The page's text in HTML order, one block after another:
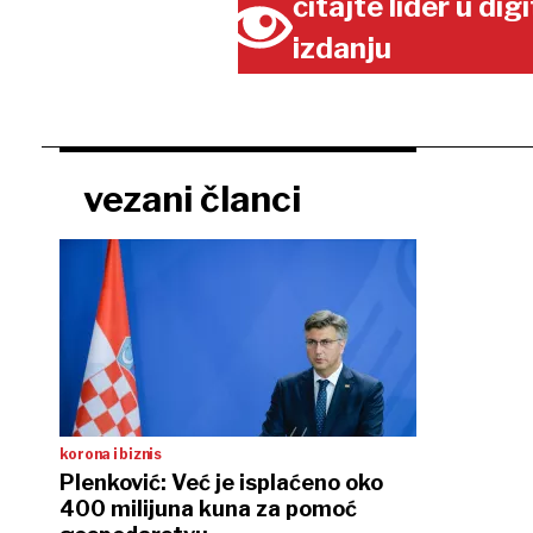
izdanju
vezani članci
korona i biznis
Plenković: Već je isplaćeno oko
400 milijuna kuna za pomoć